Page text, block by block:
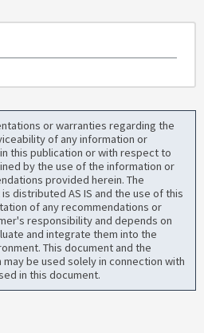
or warranties regarding the
of any information or
this publication or with respect to
by the use of the information or
provided herein. The
distributed AS IS and the use of this
of any recommendations or
responsibility and depends on
and integrate them into the
This document and the
be used solely in connection with
in this document.